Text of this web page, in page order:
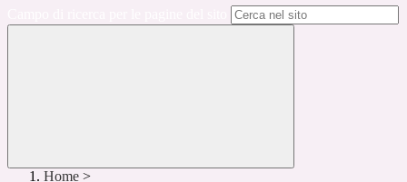
Home >